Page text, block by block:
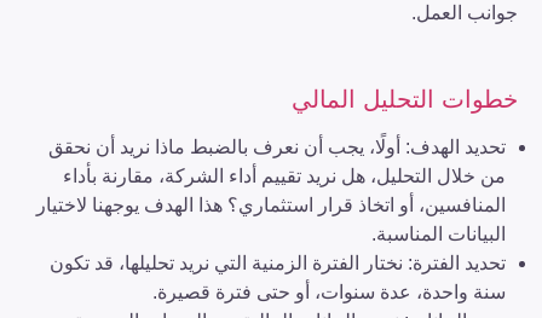
جوانب العمل.
خطوات التحليل المالي
تحديد الهدف: أولًا، يجب أن نعرف بالضبط ماذا نريد أن نحقق
من خلال التحليل، هل نريد تقييم أداء الشركة، مقارنة بأداء
المنافسين، أو اتخاذ قرار استثماري؟ هذا الهدف يوجهنا لاختيار
البيانات المناسبة.
تحديد الفترة: نختار الفترة الزمنية التي نريد تحليلها، قد تكون
سنة واحدة، عدة سنوات، أو حتى فترة قصيرة.